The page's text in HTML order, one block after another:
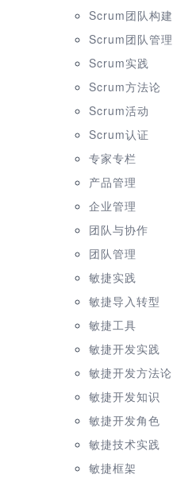
Scrum团队构建
Scrum团队管理
Scrum实践
Scrum方法论
Scrum活动
Scrum认证
专家专栏
产品管理
企业管理
团队与协作
团队管理
敏捷实践
敏捷导入转型
敏捷工具
敏捷开发实践
敏捷开发方法论
敏捷开发知识
敏捷开发角色
敏捷技术实践
敏捷框架